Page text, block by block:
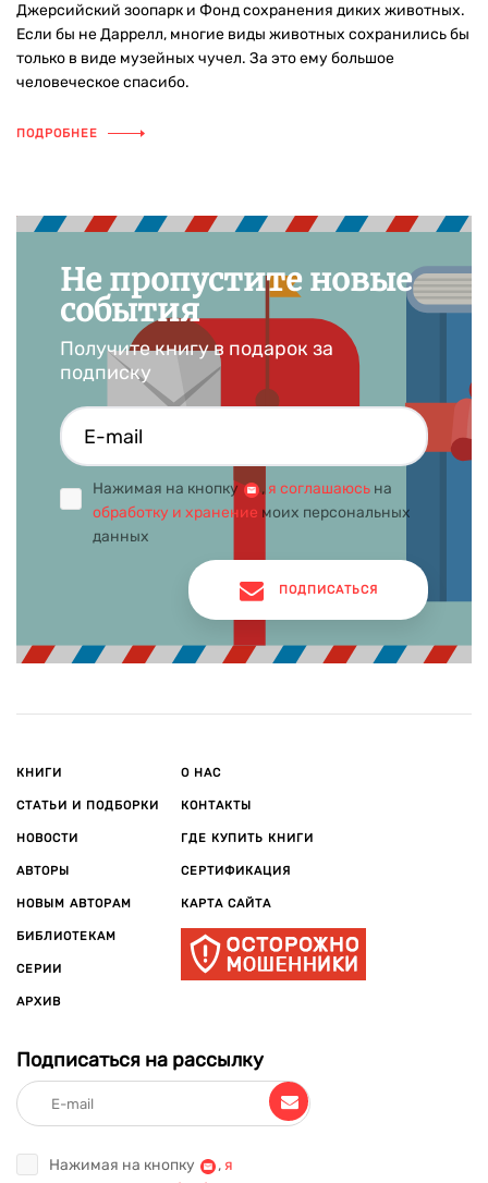
Джерсийский зоопарк и Фонд сохранения диких животных.
Если бы не Даррелл, многие виды животных сохранились бы
только в виде музейных чучел. За это ему большое
человеческое спасибо.
ПОДРОБНЕЕ
Не пропустите новые
события
Получите книгу в подарок за
подписку
Нажимая на кнопку , я соглашаюсь на
обработку и хранение моих персональных
данных
ПОДПИСАТЬСЯ
КНИГИ
СТАТЬИ И ПОДБОРКИ
НОВОСТИ
АВТОРЫ
НОВЫМ АВТОРАМ
БИБЛИОТЕКАМ
СЕРИИ
АРХИВ
О НАС
КОНТАКТЫ
ГДЕ КУПИТЬ КНИГИ
СЕРТИФИКАЦИЯ
КАРТА САЙТА
Подписаться на рассылку
Нажимая на кнопку , я